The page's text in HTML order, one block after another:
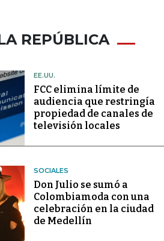
REPÚBLICA
EE.UU.
FCC elimina límite de
audiencia que restringía
propiedad de canales de
televisión locales
SOCIALES
Don Julio se sumó a
Colombiamoda con una
celebración en la ciudad
de Medellín